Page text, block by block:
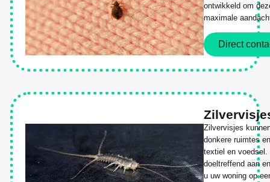
ontwikkeld om
maximale
Direct
Zilvervisjes
donkere ruimtes
textiel en
doeltreffend aan
u uw woning op